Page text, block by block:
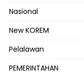
Nasional
New KOREM
Pelalawan
PEMERINTAHAN